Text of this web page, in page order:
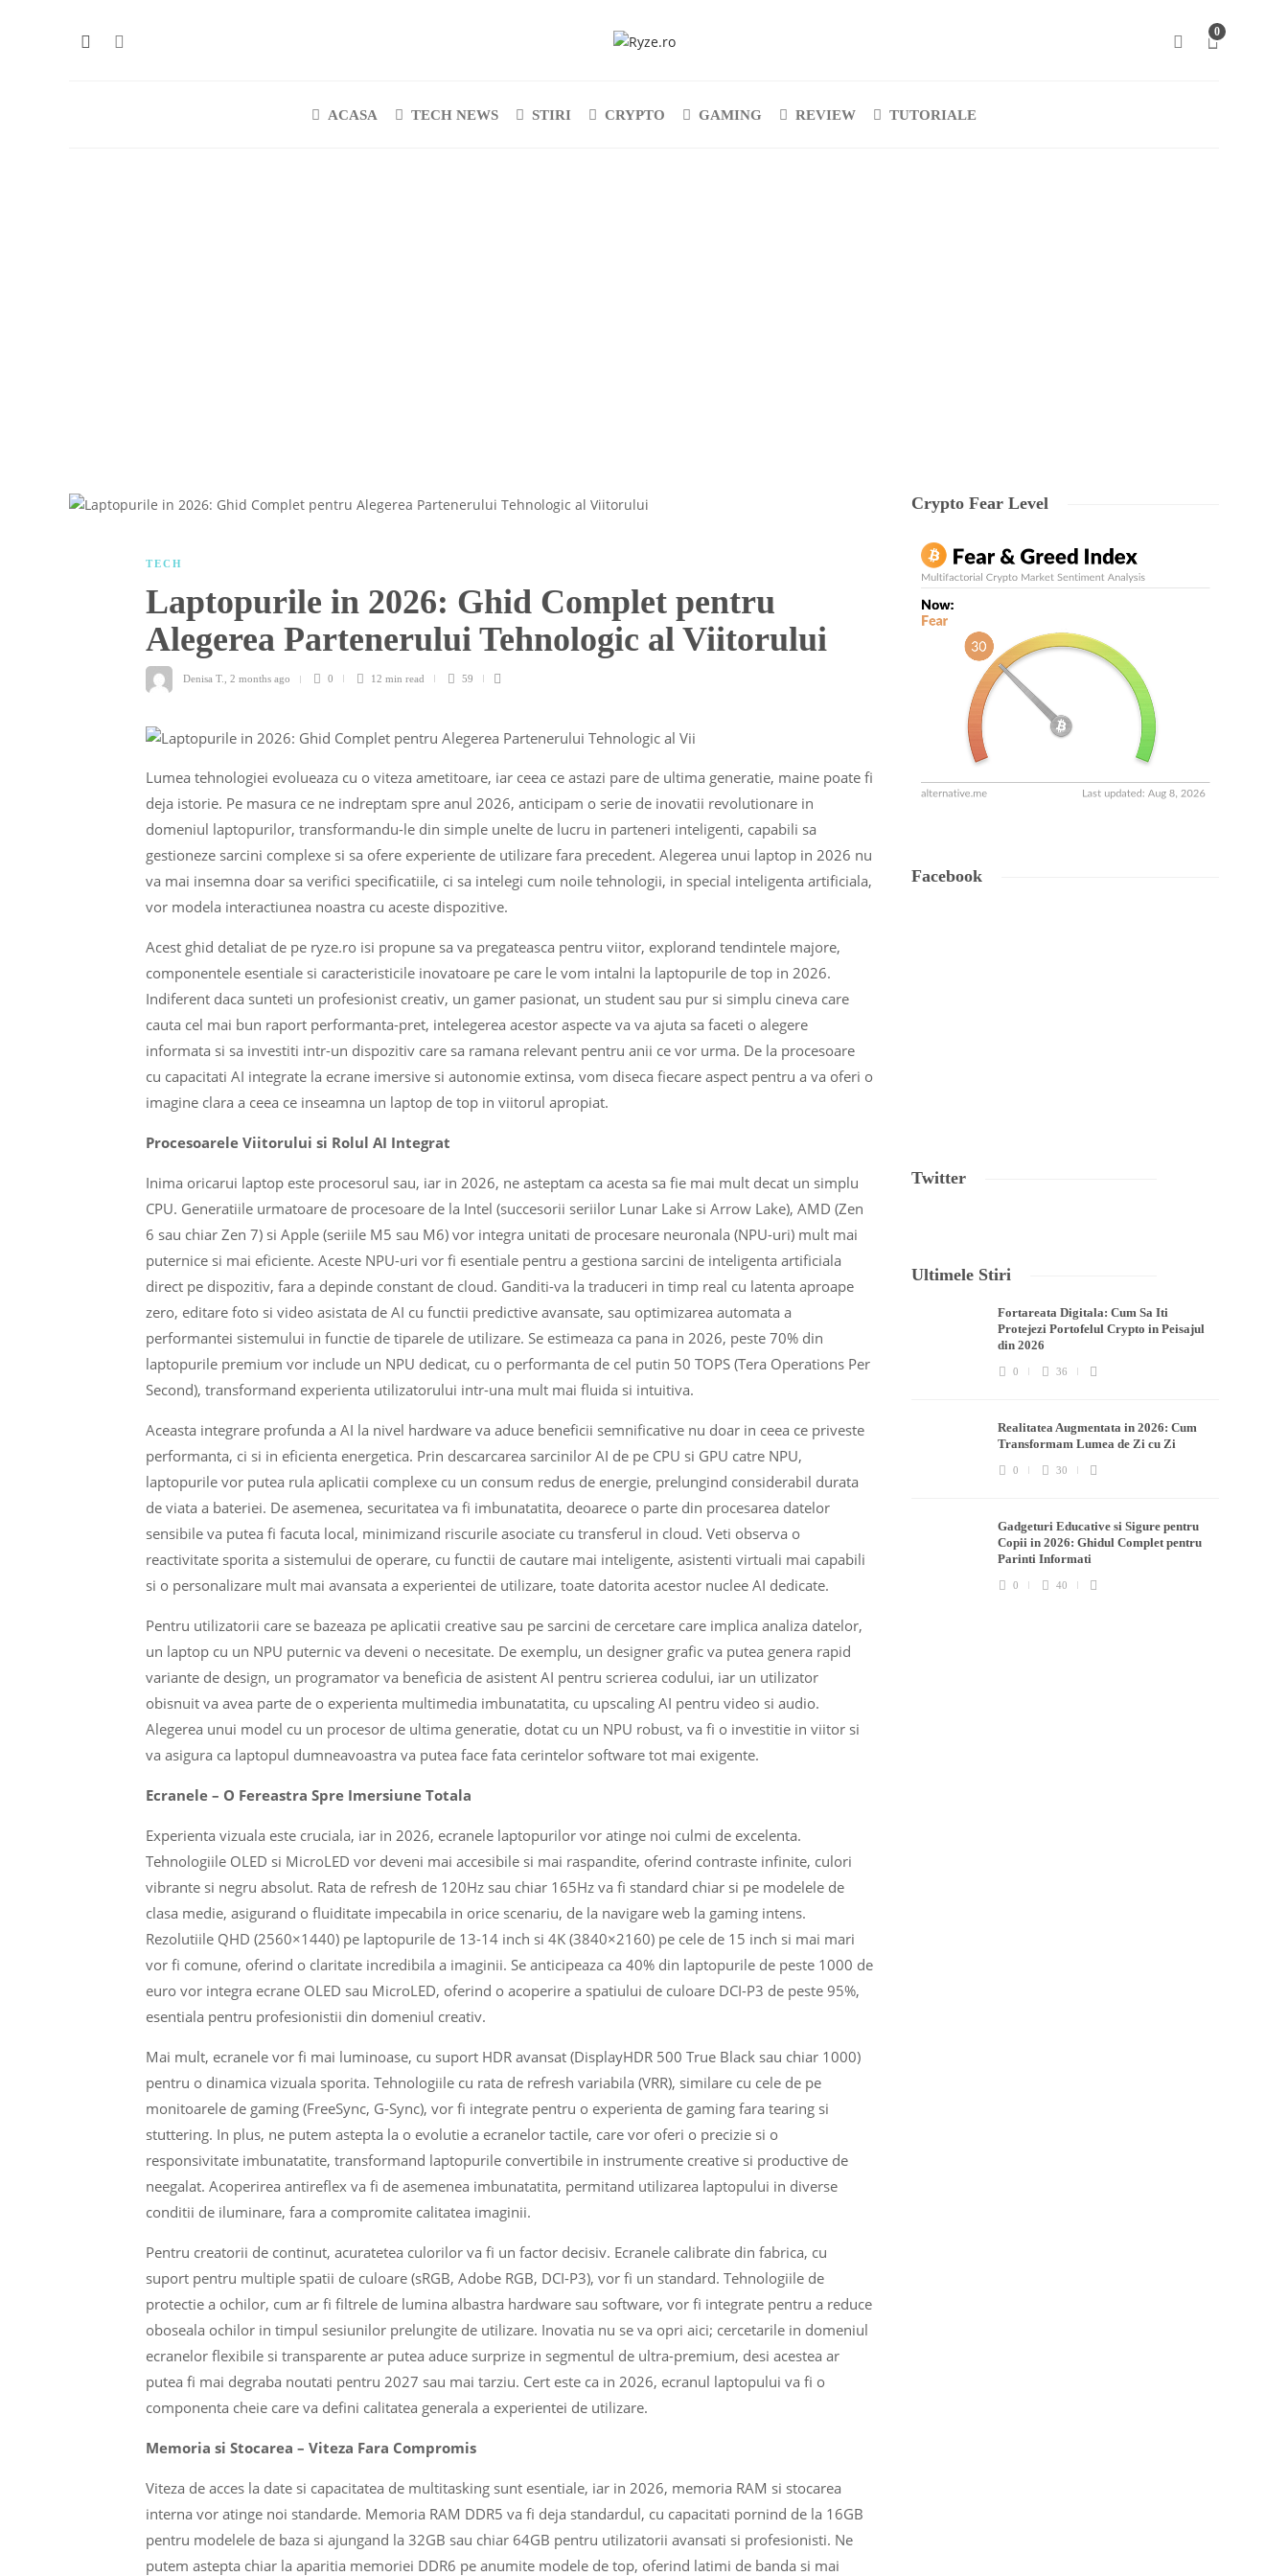
0
ACASA TECH NEWS STIRI CRYPTO GAMING REVIEW TUTORIALE
TECH
Laptopurile in 2026: Ghid Complet pentru
Alegerea Partenerului Tehnologic al Viitorului
Denisa T. 2 months ago 0 12 min read 59
Lumea tehnologiei evolueaza cu o viteza ametitoare, iar ceea ce astazi pare de ultima generatie, maine poate fi
deja istorie. Pe masura ce ne indreptam spre anul 2026, anticipam o serie de inovatii revolutionare in
domeniul laptopurilor, transformandu-le din simple unelte de lucru in parteneri inteligenti, capabili sa
gestioneze sarcini complexe si sa ofere experiente de utilizare fara precedent. Alegerea unui laptop in 2026 nu
va mai insemna doar sa verifici specificatiile, ci sa intelegi cum noile tehnologii, in special inteligenta artificiala,
vor modela interactiunea noastra cu aceste dispozitive.
Acest ghid detaliat de pe ryze.ro isi propune sa va pregateasca pentru viitor, explorand tendintele majore,
componentele esentiale si caracteristicile inovatoare pe care le vom intalni la laptopurile de top in 2026.
Indiferent daca sunteti un profesionist creativ, un gamer pasionat, un student sau pur si simplu cineva care
cauta cel mai bun raport performanta-pret, intelegerea acestor aspecte va va ajuta sa faceti o alegere
informata si sa investiti intr-un dispozitiv care sa ramana relevant pentru anii ce vor urma. De la procesoare
cu capacitati AI integrate la ecrane imersive si autonomie extinsa, vom diseca fiecare aspect pentru a va oferi o
imagine clara a ceea ce inseamna un laptop de top in viitorul apropiat.
Procesoarele Viitorului si Rolul AI Integrat
Inima oricarui laptop este procesorul sau, iar in 2026, ne asteptam ca acesta sa fie mai mult decat un simplu
CPU. Generatiile urmatoare de procesoare de la Intel (succesorii seriilor Lunar Lake si Arrow Lake), AMD (Zen
6 sau chiar Zen 7) si Apple (seriile M5 sau M6) vor integra unitati de procesare neuronala (NPU-uri) mult mai
puternice si mai eficiente. Aceste NPU-uri vor fi esentiale pentru a gestiona sarcini de inteligenta artificiala
direct pe dispozitiv, fara a depinde constant de cloud. Ganditi-va la traduceri in timp real cu latenta aproape
zero, editare foto si video asistata de AI cu functii predictive avansate, sau optimizarea automata a
performantei sistemului in functie de tiparele de utilizare. Se estimeaza ca pana in 2026, peste 70% din
laptopurile premium vor include un NPU dedicat, cu o performanta de cel putin 50 TOPS (Tera Operations Per
Second), transformand experienta utilizatorului intr-una mult mai fluida si intuitiva.
Aceasta integrare profunda a AI la nivel hardware va aduce beneficii semnificative nu doar in ceea ce priveste
performanta, ci si in eficienta energetica. Prin descarcarea sarcinilor AI de pe CPU si GPU catre NPU,
laptopurile vor putea rula aplicatii complexe cu un consum redus de energie, prelungind considerabil durata
de viata a bateriei. De asemenea, securitatea va fi imbunatatita, deoarece o parte din procesarea datelor
sensibile va putea fi facuta local, minimizand riscurile asociate cu transferul in cloud. Veti observa o
reactivitate sporita a sistemului de operare, cu functii de cautare mai inteligente, asistenti virtuali mai capabili
si o personalizare mult mai avansata a experientei de utilizare, toate datorita acestor nuclee AI dedicate.
Pentru utilizatorii care se bazeaza pe aplicatii creative sau pe sarcini de cercetare care implica analiza datelor,
un laptop cu un NPU puternic va deveni o necesitate. De exemplu, un designer grafic va putea genera rapid
variante de design, un programator va beneficia de asistent AI pentru scrierea codului, iar un utilizator
obisnuit va avea parte de o experienta multimedia imbunatatita, cu upscaling AI pentru video si audio.
Alegerea unui model cu un procesor de ultima generatie, dotat cu un NPU robust, va fi o investitie in viitor si
va asigura ca laptopul dumneavoastra va putea face fata cerintelor software tot mai exigente.
Ecranele – O Fereastra Spre Imersiune Totala
Experienta vizuala este cruciala, iar in 2026, ecranele laptopurilor vor atinge noi culmi de excelenta.
Tehnologiile OLED si MicroLED vor deveni mai accesibile si mai raspandite, oferind contraste infinite, culori
vibrante si negru absolut. Rata de refresh de 120Hz sau chiar 165Hz va fi standard chiar si pe modelele de
clasa medie, asigurand o fluiditate impecabila in orice scenariu, de la navigare web la gaming intens.
Rezolutiile QHD (2560×1440) pe laptopurile de 13-14 inch si 4K (3840×2160) pe cele de 15 inch si mai mari
vor fi comune, oferind o claritate incredibila a imaginii. Se anticipeaza ca 40% din laptopurile de peste 1000 de
euro vor integra ecrane OLED sau MicroLED, oferind o acoperire a spatiului de culoare DCI-P3 de peste 95%,
esentiala pentru profesionistii din domeniul creativ.
Mai mult, ecranele vor fi mai luminoase, cu suport HDR avansat (DisplayHDR 500 True Black sau chiar 1000)
pentru o dinamica vizuala sporita. Tehnologiile cu rata de refresh variabila (VRR), similare cu cele de pe
monitoarele de gaming (FreeSync, G-Sync), vor fi integrate pentru o experienta de gaming fara tearing si
stuttering. In plus, ne putem astepta la o evolutie a ecranelor tactile, care vor oferi o precizie si o
responsivitate imbunatatite, transformand laptopurile convertibile in instrumente creative si productive de
neegalat. Acoperirea antireflex va fi de asemenea imbunatatita, permitand utilizarea laptopului in diverse
conditii de iluminare, fara a compromite calitatea imaginii.
Pentru creatorii de continut, acuratetea culorilor va fi un factor decisiv. Ecranele calibrate din fabrica, cu
suport pentru multiple spatii de culoare (sRGB, Adobe RGB, DCI-P3), vor fi un standard. Tehnologiile de
protectie a ochilor, cum ar fi filtrele de lumina albastra hardware sau software, vor fi integrate pentru a reduce
oboseala ochilor in timpul sesiunilor prelungite de utilizare. Inovatia nu se va opri aici; cercetarile in domeniul
ecranelor flexibile si transparente ar putea aduce surprize in segmentul de ultra-premium, desi acestea ar
putea fi mai degraba noutati pentru 2027 sau mai tarziu. Cert este ca in 2026, ecranul laptopului va fi o
componenta cheie care va defini calitatea generala a experientei de utilizare.
Memoria si Stocarea – Viteza Fara Compromis
Viteza de acces la date si capacitatea de multitasking sunt esentiale, iar in 2026, memoria RAM si stocarea
interna vor atinge noi standarde. Memoria RAM DDR5 va fi deja standardul, cu capacitati pornind de la 16GB
pentru modelele de baza si ajungand la 32GB sau chiar 64GB pentru utilizatorii avansati si profesionisti. Ne
putem astepta chiar la aparitia memoriei DDR6 pe anumite modele de top, oferind latimi de banda si mai
Crypto Fear Level
Facebook
Twitter
Ultimele Stiri
Fortareata Digitala: Cum Sa Iti
Protejezi Portofelul Crypto in Peisajul
din 2026
0 36
Realitatea Augmentata in 2026: Cum
Transformam Lumea de Zi cu Zi
0 30
Gadgeturi Educative si Sigure pentru
Copii in 2026: Ghidul Complet pentru
Parinti Informati
0 40